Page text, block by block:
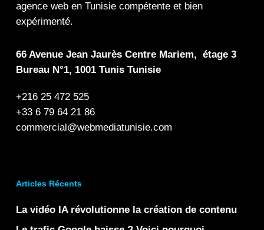
agence web en Tunisie compétente et bien
expérimenté.
66 Avenue Jean Jaurès Centre Mariem, étage 3
Bureau N°1, 1001 Tunis Tunisie
+216 25 472 525
+33 6 79 64 21 86
commercial@webmediatunisie.com
Articles Récents
La vidéo IA révolutionne la création de contenu